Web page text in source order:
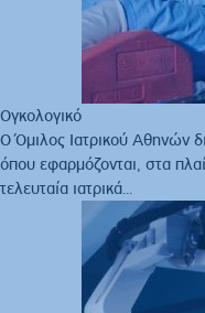
Ογκολογικό
Ο Όμιλος Ιατρικού Αθηνών
όπου εφαρμόζονται, στα
τελευταία ιατρικά...